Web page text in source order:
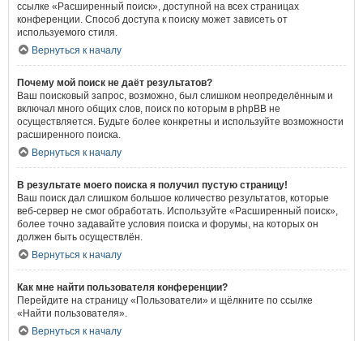
ссылке «Расширенный поиск», доступной на всех страницах
конференции. Способ доступа к поиску может зависеть от
используемого стиля.
Вернуться к началу
Почему мой поиск не даёт результатов?
Ваш поисковый запрос, возможно, был слишком неопределённым и
включал много общих слов, поиск по которым в phpBB не
осуществляется. Будьте более конкретны и используйте возможности
расширенного поиска.
Вернуться к началу
В результате моего поиска я получил пустую страницу!
Ваш поиск дал слишком большое количество результатов, которые
веб-сервер не смог обработать. Используйте «Расширенный поиск»,
более точно задавайте условия поиска и форумы, на которых он
должен быть осуществлён.
Вернуться к началу
Как мне найти пользователя конференции?
Перейдите на страницу «Пользователи» и щёлкните по ссылке
«Найти пользователя».
Вернуться к началу